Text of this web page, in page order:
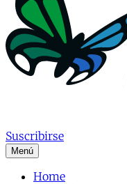
Suscribirse
Menú
Home